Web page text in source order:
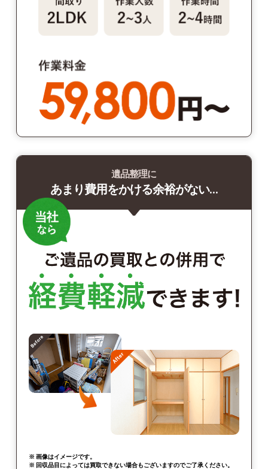
遺品整理に
あまり費用をかける余裕がない…
※ 画像はイメージです。
※ 回収品目によっては買取できない場合もございますのでご了承ください。